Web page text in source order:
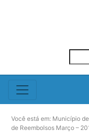
Você está em: Município
de Reembolsos Março –